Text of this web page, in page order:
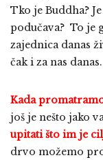
Tko je Buddha?
podučava? To je
zajednica danas
čak i za nas danas.
Kada
još je nešto jako
upitati što im je
drvo možemo